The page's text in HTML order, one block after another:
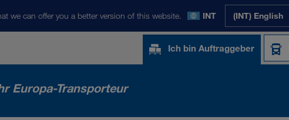
we can offer you a better version of this website. INT (INT) English
Ich bin Auftraggeber
Europa-Transporteur